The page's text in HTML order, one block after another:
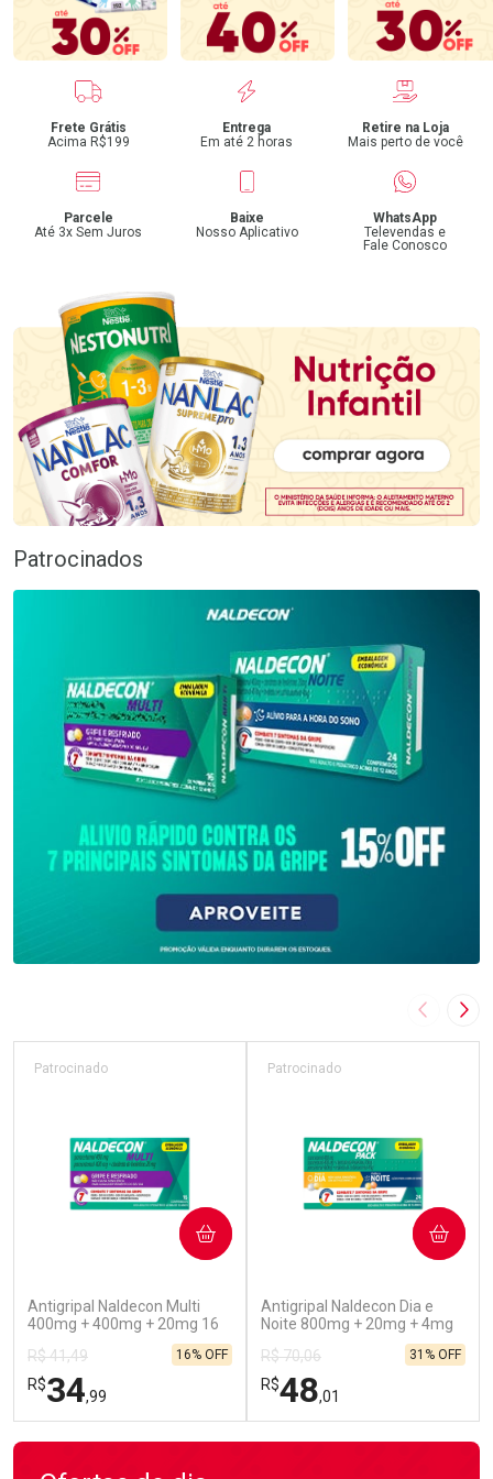
Benefícios
Frete Grátis
Acima R$199
Entrega
Em até 2 horas
Retire na Loja
Mais perto de você
Parcele
Até 3x Sem Juros
Baixe
Nosso Aplicativo
WhatsApp
Televendas e
Fale Conosco
Patrocinados
Imagem
Antigripal Naldecon Multi
400mg + 400mg + 20mg 16
Patrocinado
R$ 41,49
R$34,99
16% OFF
COMPRAR
Antigripal Naldecon Dia e
Noite 800mg + 20mg + 4mg
Patrocinado
R$ 70,06
R$48,01
31% OFF
COMPRAR